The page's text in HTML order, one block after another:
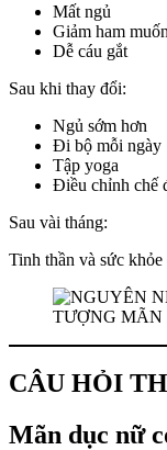
Mất ngủ
Giảm ham muốn
Dễ cáu gắt
Sau khi thay đổi:
Ngủ sớm hơn
Đi bộ mỗi ngày
Tập yoga
Điều chỉnh chế
Sau vài tháng:
Tinh thần và sức khỏe
CÂU HỎI
Mãn dục nữ